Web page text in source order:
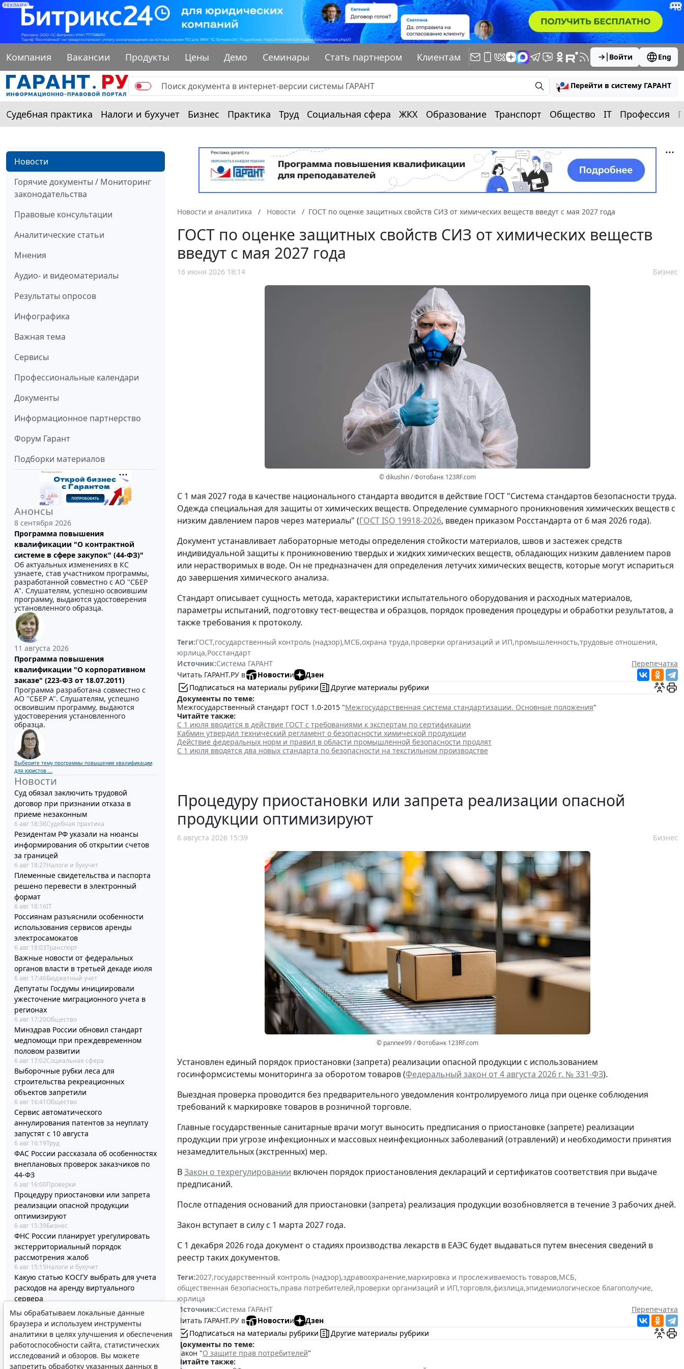
РЕКЛАМА
Компания Вакансии Продукты Цены Демо Семинары Стать партнером Клиентам Войти Eng
Перейти в систему ГАРАНТ
Судебная практика Налоги и бухучет Бизнес Практика Труд Социальная сфера ЖКХ Образование Транспорт Общество IT Профессия
Новости
Горячие документы / Мониторинг
законодательства
Правовые консультации
Аналитические статьи
Мнения
Аудио- и видеоматериалы
Результаты опросов
Инфографика
Важная тема
Сервисы
Профессиональные календари
Документы
Информационное партнерство
Форум Гарант
Подборки материалов
Анонсы
8 сентября 2026
Программа повышения
квалификации "О контрактной
системе в сфере закупок" (44-ФЗ)"
Об актуальных изменениях в КС
узнаете, став участником программы,
разработанной совместно с АО ''СБЕР
А". Слушателям, успешно освоившим
программу, выдаются удостоверения
установленного образца.
11 августа 2026
Программа повышения
квалификации "О корпоративном
заказе" (223-ФЗ от 18.07.2011)
Программа разработана совместно с
АО ''СБЕР А". Слушателям, успешно
освоившим программу, выдаются
удостоверения установленного
образца.
Выберите тему программы повышения квалификации
для юристов ...
Новости
Суд обязал заключить трудовой
договор при признании отказа в
приеме незаконным
6 авг 18:38Судебная практика
Резидентам РФ указали на нюансы
информирования об открытии счетов
за границей
6 авг 18:27Налоги и бухучет
Племенные свидетельства и паспорта
решено перевести в электронный
формат
6 авг 18:16IT
Россиянам разъяснили особенности
использования сервисов аренды
электросамокатов
6 авг 18:03Транспорт
Важные новости от федеральных
органов власти в третьей декаде июля
6 авг 17:46Бюджетный учет
Депутаты Госдумы инициировали
ужесточение миграционного учета в
регионах
6 авг 17:20Общество
Минздрав России обновил стандарт
медпомощи при преждевременном
половом развитии
6 авг 17:02Социальная сфера
Выборочные рубки леса для
строительства рекреационных
объектов запретили
6 авг 16:41 Общество
Сервис автоматического
аннулирования патентов за неуплату
запустят с 10 августа
6 авг 16:19Труд
ФАС России рассказала об особенностях
внеплановых проверок заказчиков по
44-ФЗ
6 авг 16:00Проверки
Процедуру приостановки или запрета
реализации опасной продукции
оптимизируют
6 авг 15:39Бизнес
ФНС России планирует урегулировать
экстерриториальный порядок
рассмотрения жалоб
6 авг 15:15Налоги и бухучет
Какую статью КОСГУ выбрать для учета
расходов на аренду виртуального
сервера
6 авг 14:54
Президент РФ отменил спецрежим для
депозитов физлиц из недружественных
стран
6 авг 14:31Общество
Социальный вычет на лечение
Новости и аналитика Новости ГОСТ по оценке защитных свойств СИЗ от химических веществ введут с мая 2027 года
ГОСТ по оценке защитных свойств СИЗ от химических веществ
введут с мая 2027 года
16 июня 2026 18:14 Бизнес
© dikushin / Фотобанк 123RF.com
С 1 мая 2027 года в качестве национального стандарта вводится в действие ГОСТ "Система стандартов безопасности труда.
Одежда специальная для защиты от химических веществ. Определение суммарного проникновения химических веществ с
низким давлением паров через материалы" (ГОСТ ISО 19918-2026, введен приказом Росстандарта от 6 мая 2026 года).
Документ устанавливает лабораторные методы определения стойкости материалов, швов и застежек средств
индивидуальной защиты к проникновению твердых и жидких химических веществ, обладающих низким давлением паров
или нерастворимых в воде. Он не предназначен для определения летучих химических веществ, которые могут испариться
до завершения химического анализа.
Стандарт описывает сущность метода, характеристики испытательного оборудования и расходных материалов,
параметры испытаний, подготовку тест-вещества и образцов, порядок проведения процедуры и обработки результатов, а
также требования к протоколу.
Теги:ГОСТ,государственный контроль (надзор),МСБ,охрана труда,проверки организаций и ИП,промышленность,трудовые отношения,
юрлица,Росстандарт
Источник:Система ГАРАНТ
Перепечатка
Читать ГАРАНТ.РУ в
Новостии
Дзен
Подписаться на материалы рубрики
Другие материалы рубрики
Документы по теме:
Межгосударственный стандарт ГОСТ 1.0-2015 "Межгосударственная система стандартизации. Основные положения"
Читайте также:
С 1 июля вводится в действие ГОСТ с требованиями к экспертам по сертификации
Кабмин утвердил технический регламент о безопасности химической продукции
Действие федеральных норм и правил в области промышленной безопасности продлят
С 1 июля вводятся два новых стандарта по безопасности на текстильном производстве
Процедуру приостановки или запрета реализации опасной
продукции оптимизируют
6 августа 2026 15:39 Бизнес
© pannee99 / Фотобанк 123RF.com
Установлен единый порядок приостановки (запрета) реализации опасной продукции с использованием
госинформсистемы мониторинга за оборотом товаров (Федеральный закон от 4 августа 2026 г. № 331-ФЗ).
Выездная проверка проводится без предварительного уведомления контролируемого лица при оценке соблюдения
требований к маркировке товаров в розничной торговле.
Главные государственные санитарные врачи могут выносить предписания о приостановке (запрете) реализации
продукции при угрозе инфекционных и массовых неинфекционных заболеваний (отравлений) и необходимости принятия
незамедлительных (экстренных) мер.
ВЗакон о техрегулировании включен порядок приостановления деклараций и сертификатов соответствия при выдаче
предписаний.
После отпадения оснований для приостановки (запрета) реализация продукции возобновляется в течение 3 рабочих дней.
Закон вступает в силу с 1 марта 2027 года.
С 1 декабря 2026 года документ о стадиях производства лекарств в ЕАЭС будет выдаваться путем внесения сведений в
реестр таких документов.
Теги:2027,государственный контроль (надзор),здравоохранение,маркировка и прослеживаемость товаров,МСБ,
общественная безопасность,права потребителей,проверки организаций и ИП,торговля,физлица,эпидемиологическое благополучие,
юрлица
Источник:Система ГАРАНТ
Перепечатка
Читать ГАРАНТ.РУ в
Новостии
Дзен
Подписаться на материалы рубрики
Другие материалы рубрики
Документы по теме:
Закон "О защите прав потребителей"
Читайте также:
Мы обрабатываем локальные данные
браузера и используем инструменты
аналитики в целях улучшения и обеспечения
работоспособности сайта, статистических
исследований и обзоров. Вы можете
запретить обработку указанных данных в